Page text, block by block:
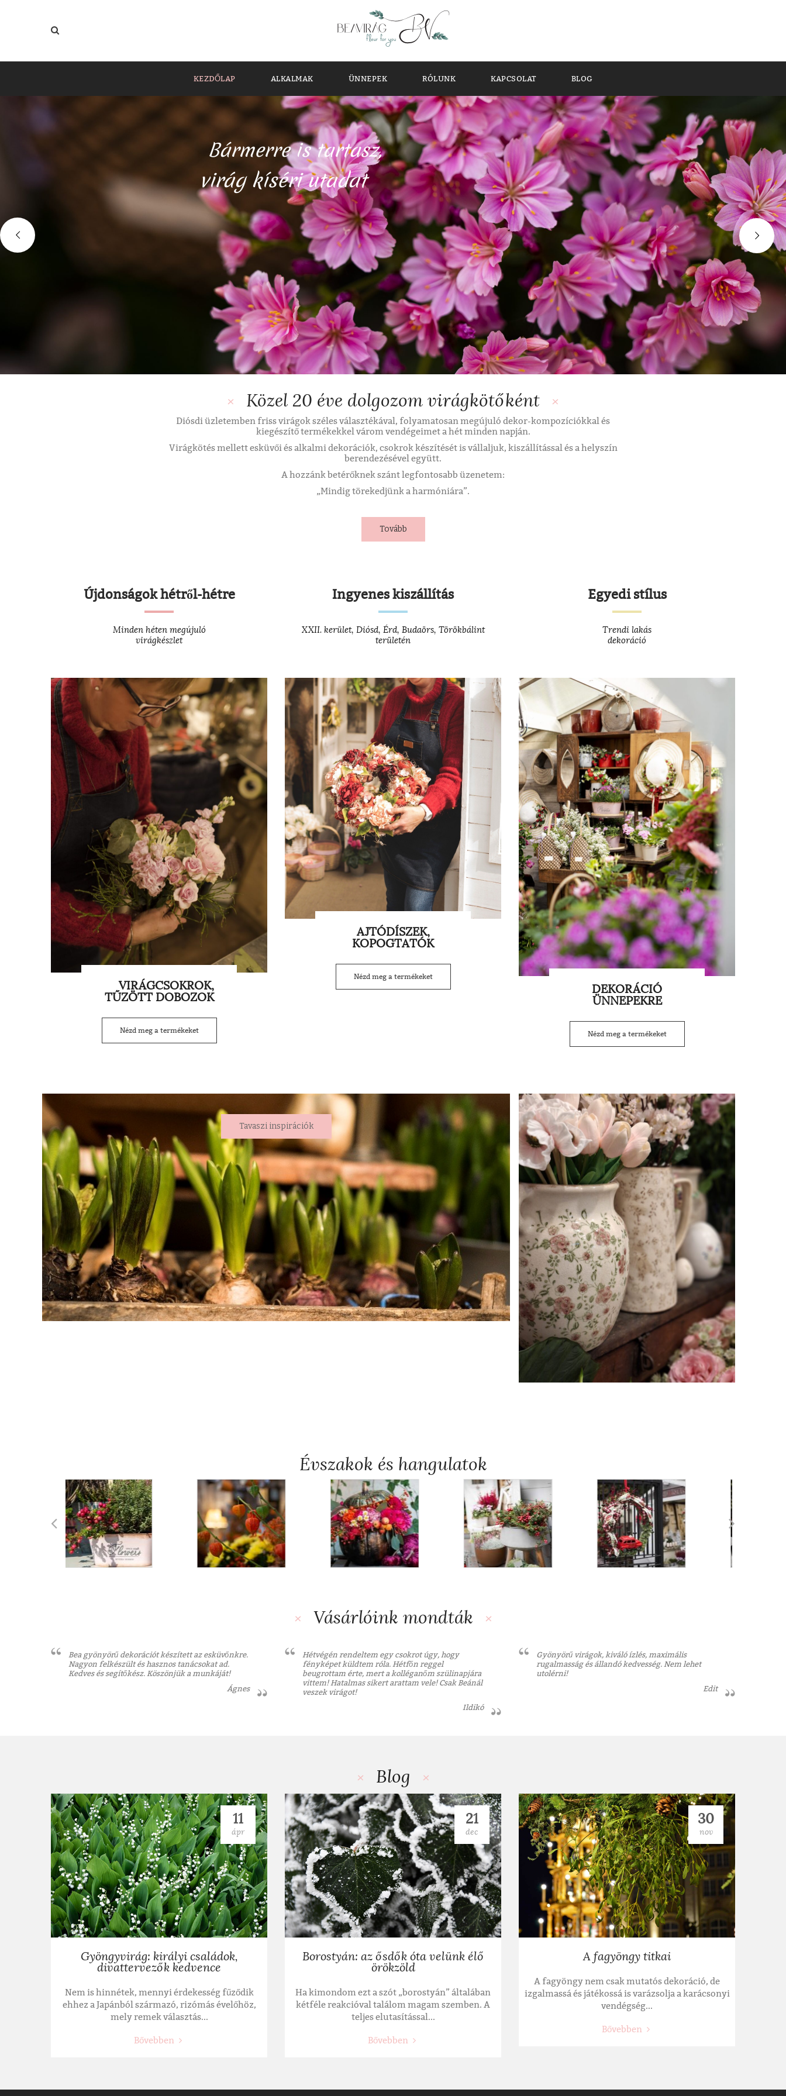
KEZDŐLAP ALKALMAK ÜNNEPEK RÓLUNK KAPCSOLAT BLOG
Bármerre is tartasz,
virág kíséri utadat
Közel 20 éve dolgozom virágkötőként
Diósdi üzletemben friss virágok széles választékával, folyamatosan megújuló dekor-kompozíciókkal és
kiegészítő termékekkel várom vendégeimet a hét minden napján.
Virágkötés mellett esküvői és alkalmi dekorációk, csokrok készítését is vállaljuk, kiszállítással és a helyszín
berendezésével együtt.
A hozzánk betérőknek szánt legfontosabb üzenetem:
„Mindig törekedjünk a harmóniára”.
Tovább
Újdonságok hétről-hétre
Minden héten megújuló
virágkészlet
Ingyenes kiszállítás
XXII. kerület, Diósd, Érd, Budaörs, Törökbálint
területén
Egyedi stílus
Trendi lakás
dekoráció
VIRÁGCSOKROK,
TŰZÖTT DOBOZOK
Nézd meg a termékeket
AJTÓDÍSZEK,
KOPOGTATÓK
Nézd meg a termékeket
DEKORÁCIÓ
ÜNNEPEKRE
Nézd meg a termékeket
Tavaszi inspirációk
Évszakok és hangulatok
Vásárlóink mondták
Bea gyönyörű dekorációt készített az esküvőnkre.
Nagyon felkészült és hasznos tanácsokat ad.
Kedves és segítőkész. Köszönjük a munkáját!
Ágnes
Hétvégén rendeltem egy csokrot úgy, hogy
fényképet küldtem róla. Hétfőn reggel
beugrottam érte, mert a kolléganőm szülinapjára
vittem! Hatalmas sikert arattam vele! Csak Beánál
veszek virágot!
Ildikó
Gyönyörű virágok, kiváló ízlés, maximális
rugalmasság és állandó kedvesség. Nem lehet
utolérni!
Edit
Blog
11
ápr
Gyöngyvirág: királyi családok,
divattervezők kedvence
Nem is hinnétek, mennyi érdekesség fűződik
ehhez a Japánból származó, rizómás évelőhöz,
mely remek választás...
Bővebben
21
dec
Borostyán: az ősdők óta velünk élő
örökzöld
Ha kimondom ezt a szót „borostyán” általában
kétféle reakcióval találom magam szemben. A
teljes elutasítással...
Bővebben
30
nov
A fagyöngy titkai
A fagyöngy nem csak mutatós dekoráció, de
izgalmassá és játékossá is varázsolja a karácsonyi
vendégség...
Bővebben